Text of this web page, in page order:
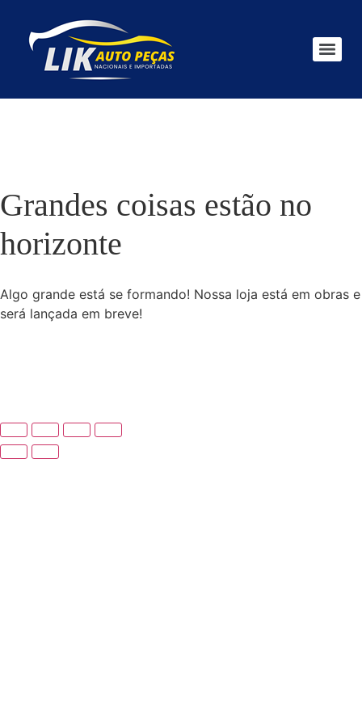
Grandes coisas estão no
horizonte
Algo grande está se formando! Nossa loja está em obras e
será lançada em breve!